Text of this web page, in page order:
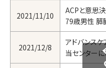
2021/11/10
ACPと意思
79歳男性 膵
2021/12/8
アドバンス
当センター